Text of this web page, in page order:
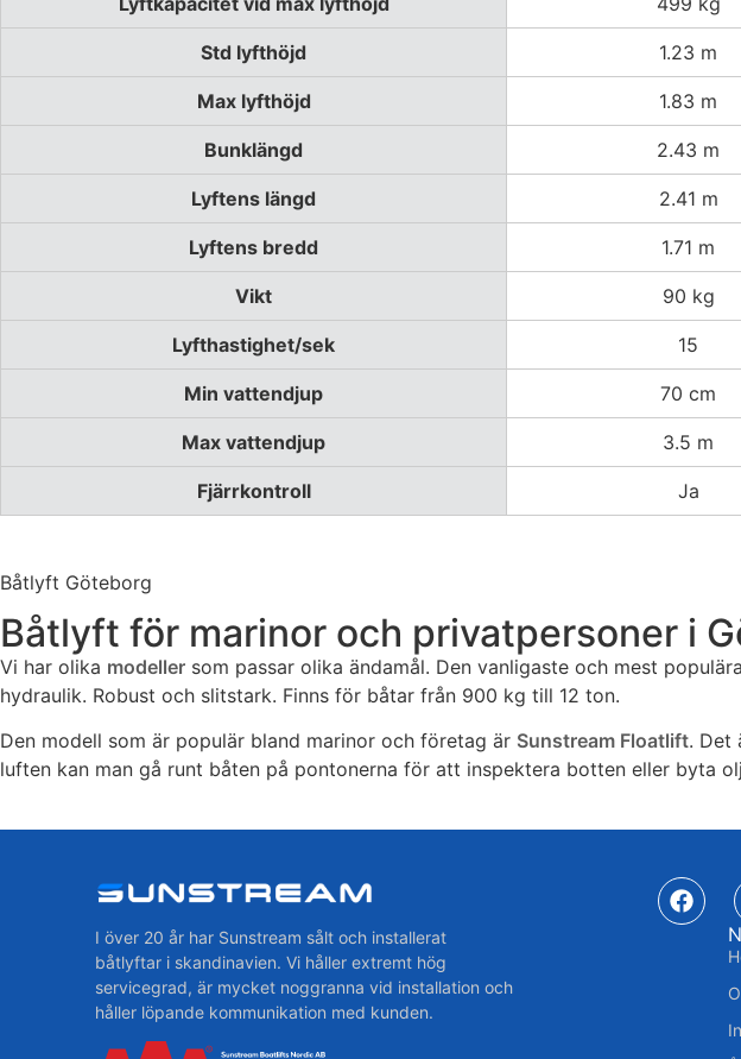
Std lyfthöjd 1.23 m
Max lyfthöjd 1.83 m
Bunklängd 2.43 m
Lyftens längd 2.41 m
Lyftens bredd 1.71 m
Vikt 90 kg
Lyfthastighet/sek 15
Min vattendjup 70 cm
Max vattendjup 3.5 m
Fjärrkontroll Ja
Båtlyft Göteborg
Båtlyft för marinor och privatpersoner i
Vi har olika modeller som passar olika ändamål. Den vanligaste och mest
hydraulik. Robust och slitstark. Finns för båtar från 900 kg till 12 ton.
Den modell som är populär bland marinor och företag är Sunstream Floatlift. Det
luften kan man gå runt båten på pontonerna för att inspektera botten eller byta
I över 20 år har Sunstream sålt och installerat
båtlyftar i skandinavien. Vi håller extremt hög
servicegrad, är mycket noggranna vid installation och
håller löpande kommunikation med kunden.